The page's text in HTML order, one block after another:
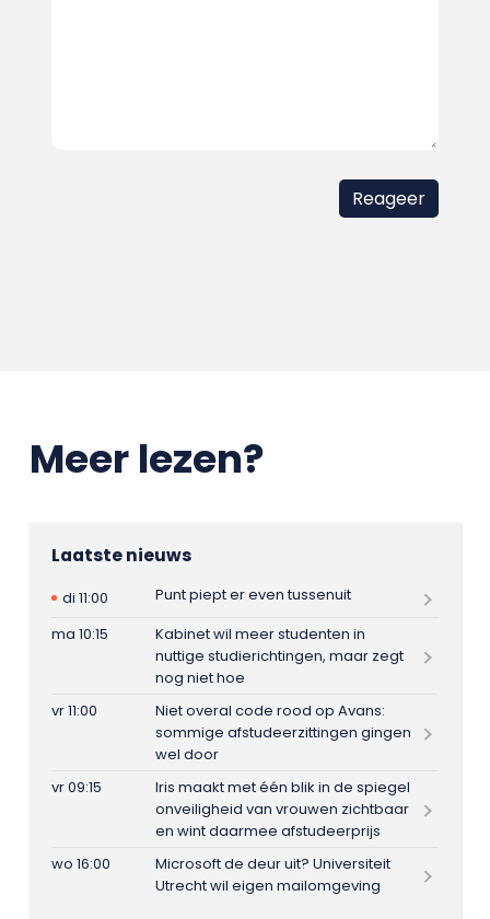
Meer lezen?
Laatste nieuws
di 11:00
Punt piept er even tussenuit
ma 10:15
Kabinet wil meer studenten in
nuttige studierichtingen, maar zegt
nog niet hoe
vr 11:00
Niet overal code rood op Avans:
sommige afstudeerzittingen gingen
wel door
vr 09:15
Iris maakt met één blik in de spiegel
onveiligheid van vrouwen zichtbaar
en wint daarmee afstudeerprijs
wo 16:00
Microsoft de deur uit? Universiteit
Utrecht wil eigen mailomgeving